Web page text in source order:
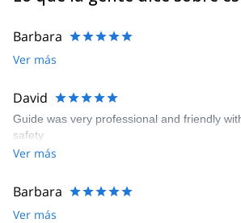
Barbara
Ver más
David
Guide was very professional and friendly
safety
Ver más
Barbara
Ver más